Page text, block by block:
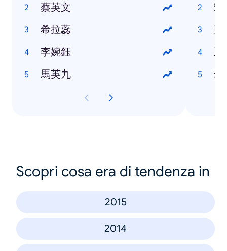
蔡英文
希拉蕊
李婉鈺
馬英九
宋
黃
王
瑪
Scopri cosa era di tendenza in
2015
2014